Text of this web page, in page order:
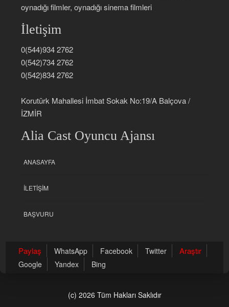
oynadığı filmler, oynadığı sinema filmleri
İletişim
0(544)934 2762
0(542)734 2762
0(542)834 2762
Korutürk Mahallesi İmbat Sokak No:19/A Balçova /
İZMİR
Alia Cast Oyuncu Ajansı
ANASAYFA
İLETIŞIM
BAŞVURU
Paylaş WhatsApp Facebook Twitter Araştır
Google Yandex Bing
(c) 2026 Tüm Hakları Saklıdır